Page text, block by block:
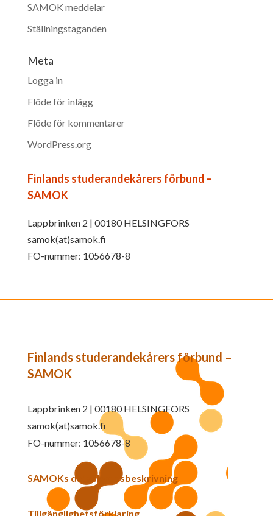
SAMOK meddelar
Ställningstaganden
Meta
Logga in
Flöde för inlägg
Flöde för kommentarer
WordPress.org
Finlands studerandekårers förbund –
SAMOK
Lappbrinken 2 | 00180 HELSINGFORS
samok(at)samok.fi
FO-nummer: 1056678-8
Finlands studerandekårers förbund –
SAMOK
Lappbrinken 2 | 00180 HELSINGFORS
samok(at)samok.fi
FO-nummer: 1056678-8
SAMOKs dataskyddsbeskrivning
Tillgänglighetsförklaring